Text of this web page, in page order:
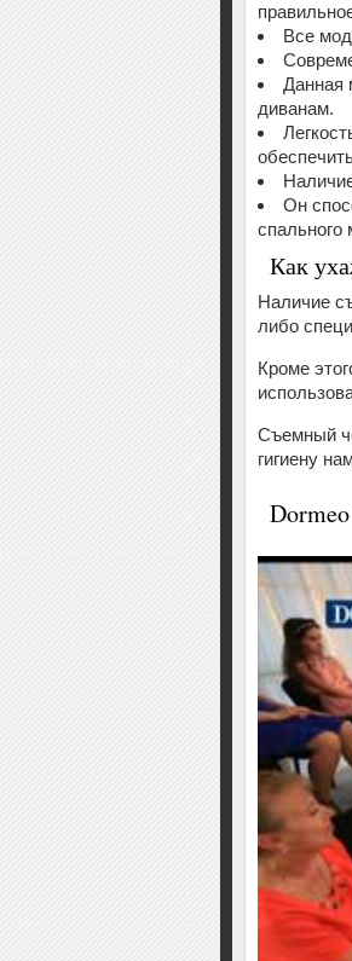
Все
Данная
диванам.
Он
спального
Как
Наличие
либо
Кроме
Съемный
гигиену